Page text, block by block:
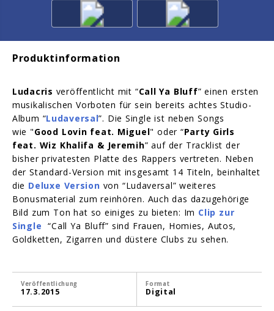
Produktinformation
Ludacris veröffentlicht mit “Call Ya Bluff” einen ersten
musikalischen Vorboten für sein bereits achtes Studio-
Album “Ludaversal”. Die Single ist neben Songs
wie "Good Lovin feat. Miguel" oder “Party Girls
feat. Wiz Khalifa & Jeremih” auf der Tracklist der
bisher privatesten Platte des Rappers vertreten. Neben
der Standard-Version mit insgesamt 14 Titeln, beinhaltet
die Deluxe Version von “Ludaversal” weiteres
Bonusmaterial zum reinhören. Auch das dazugehörige
Bild zum Ton hat so einiges zu bieten: Im Clip zur
Single
“Call Ya Bluff” sind Frauen, Homies, Autos,
Goldketten, Zigarren und düstere Clubs zu sehen.
Veröffentlichung
17.3.2015
Format
Digital